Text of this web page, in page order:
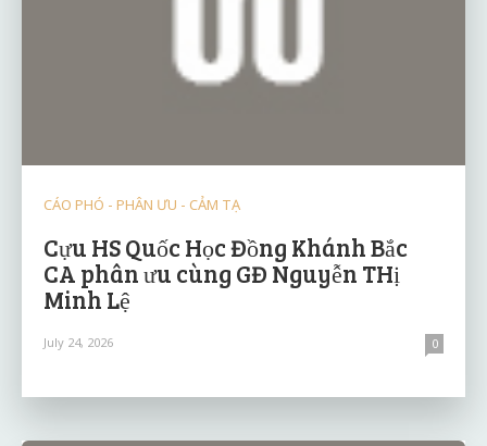
CÁO PHÓ - PHÂN ƯU - CẢM TẠ
Cựu HS Quốc Học Đồng Khánh Bắc
CA phân ưu cùng GĐ Nguyễn THị
Minh Lệ
July 24, 2026 0